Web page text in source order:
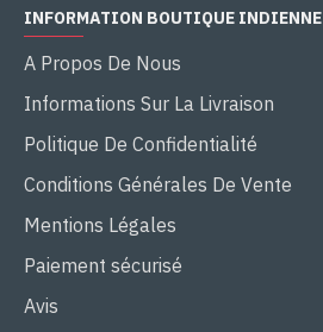
INFORMATION BOUTIQUE INDIENNE
A Propos De Nous
Informations Sur La Livraison
Politique De Confidentialité
Conditions Générales De Vente
Mentions Légales
Paiement sécurisé
Avis